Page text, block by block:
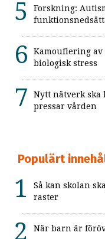
Forskning:
Kamouflering
biologisk stress
Nytt nätverk ska
pressar vården
Populärt
Så kan skolan
raster
När barn är